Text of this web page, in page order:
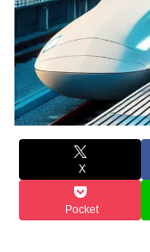
X
Pocket